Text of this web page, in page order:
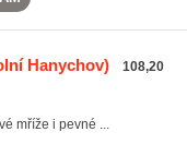
Hanychov)
108,20
mříže i pevné ...